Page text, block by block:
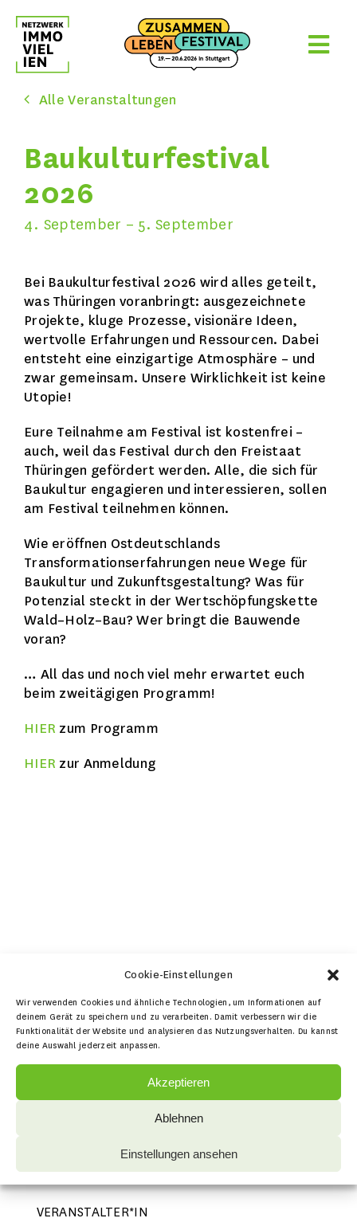
Cookie-Einstellungen
Wir verwenden Cookies und ähnliche Technologien, um Informationen auf
deinem Gerät zu speichern und zu verarbeiten. Damit verbessern wir die
Funktionalität der Website und analysieren das Nutzungsverhalten. Du kannst
deine Auswahl jederzeit anpassen.
Akzeptieren
Ablehnen
Einstellungen ansehen
content
Alle Veranstaltungen
Baukulturfestival
2026
4. September – 5. September
Bei Baukulturfestival 2026 wird alles geteilt,
was Thüringen voranbringt: ausgezeichnete
Projekte, kluge Prozesse, visionäre Ideen,
wertvolle Erfahrungen und Ressourcen. Dabei
entsteht eine einzigartige Atmosphäre – und
zwar gemeinsam. Unsere Wirklichkeit ist keine
Utopie!
Eure Teilnahme am Festival ist kostenfrei –
auch, weil das Festival durch den Freistaat
Thüringen gefördert werden. Alle, die sich für
Baukultur engagieren und interessieren, sollen
am Festival teilnehmen können.
Wie eröffnen Ostdeutschlands
Transformationserfahrungen neue Wege für
Baukultur und Zukunftsgestaltung? Was für
Potenzial steckt in der Wertschöpfungskette
Wald–Holz–Bau? Wer bringt die Bauwende
voran?
… All das und noch viel mehr erwartet euch
beim zweitägigen Programm!
HIER zum Programm
HIER zur Anmeldung
DETAILS
Beginn:
5. September
https://baukultur-thueringen.de/festival2026/
VERANSTALTER*IN